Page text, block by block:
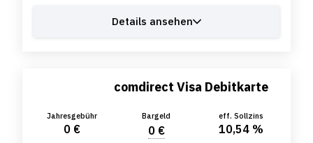
Details ansehen
comdirect Visa Debitkarte
Jahresgebühr
0 €
Bargeld
0 €
eff. Sollzins
10,54 %